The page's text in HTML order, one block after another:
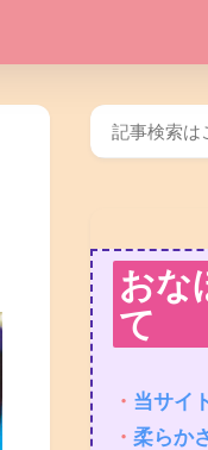
おな
て
・ 当サイ
・ 柔らか